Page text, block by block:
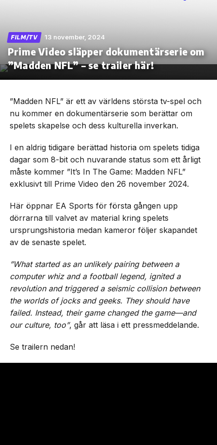
Skip
the
FILM/TV 13 november, 2024
Prime Video släpper dokumentärserie om
”Madden NFL” – se trailer här!
”Madden NFL” är ett av världens största tv-spel och
nu kommer en dokumentärserie som berättar om
spelets skapelse och dess kulturella inverkan.
I en aldrig tidigare berättad historia om spelets tidiga
dagar som 8-bit och nuvarande status som ett årligt
måste kommer ”It’s In The Game: Madden NFL”
exklusivt till Prime Video den 26 november 2024.
Här öppnar EA Sports för första gången upp
dörrarna till valvet av material kring spelets
ursprungshistoria medan kameror följer skapandet
av de senaste spelet.
”What started as an unlikely pairing between a
computer whiz and a football legend, ignited a
revolution and triggered a seismic collision between
the worlds of jocks and geeks. They should have
failed. Instead, their game changed the game—and
our culture, too”, går att läsa i ett pressmeddelande.
Se trailern nedan!